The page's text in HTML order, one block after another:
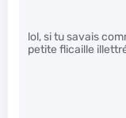
lol, si tu savais
petite flicaille